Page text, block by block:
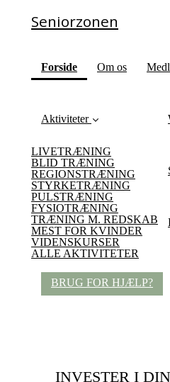
Seniorzonen
Forside(current)
Om os
Aktiviteter
LIVETRÆNING
BLID TRÆNING
REGIONSTRÆNING
STYRKETRÆNING
PULSTRÆNING
FYSIOTRÆNING
TRÆNING M. REDSKAB
MEST FOR KVINDER
VIDENSKURSER
ALLE AKTIVITETER
BRUG FOR HJÆLP?
INVESTER I